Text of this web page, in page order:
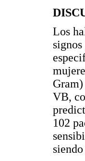
Los
VB,
102